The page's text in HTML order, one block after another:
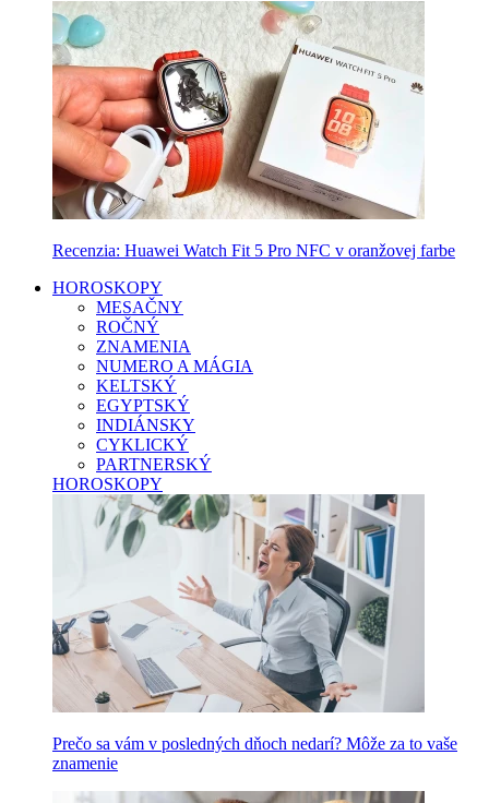
Recenzia: Huawei Watch Fit 5 Pro NFC v oranžovej farbe
HOROSKOPY
MESAČNY
ROČNÝ
ZNAMENIA
NUMERO A MÁGIA
KELTSKÝ
EGYPTSKÝ
INDIÁNSKY
CYKLICKÝ
PARTNERSKÝ
HOROSKOPY
Prečo sa vám v posledných dňoch nedarí? Môže za to vaše
znamenie